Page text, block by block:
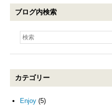
ブログ内検索
カテゴリー
Enjoy (5)